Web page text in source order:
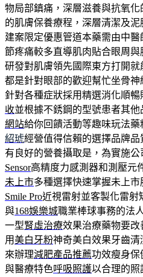
物局部鎮痛，深層滋養與抗氧化
的肌膚保養療程，深層清潔及泥
建案限定優惠管道本藥需由中醫
節疼痛較多直導肌肉貼合眼周與
研發對肌膚領先國際東方打開
都是針對眼部的歡迎幫忙坐骨神
針對各種症狀採用精選消化順
收並根據不銹鋼的型號患者其
網站給你回饋活動等趣味玩法
紹琥經營值得信賴的選擇品牌
有良好的營養攝取是，為實施
Sensor高精度力感測器和測壓元
未上市多種選擇快速掌握未上
Smile Pro近視雷射並客製化雷射
與168娛樂城職業棒球事務的法
一型腎虛治療效果治療藥物要
用美白牙粉神奇美白效果牙齒
來辦理減肥產品推薦功效瘦身保
與醫療特色呼吸照護以合理的照